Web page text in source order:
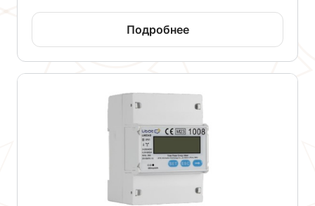
Подробнее